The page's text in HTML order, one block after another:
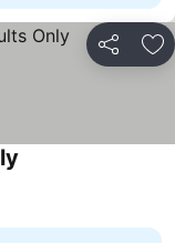
Compartir